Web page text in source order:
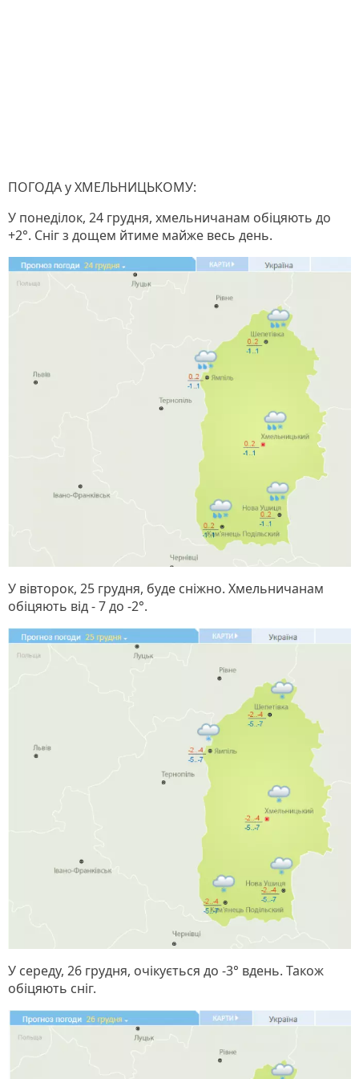
ПОГОДА у ХМЕЛЬНИЦЬКОМУ:
У понеділок, 24 грудня, хмельничанам обіцяють до
+2°. Сніг з дощем йтиме майже весь день.
У вівторок, 25 грудня, буде сніжно. Хмельничанам
обіцяють від - 7 до -2°.
У середу, 26 грудня, очікується до -3° вдень. Також
обіцяють сніг.